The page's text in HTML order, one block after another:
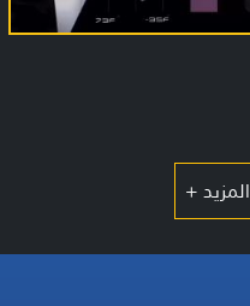
المزيد +